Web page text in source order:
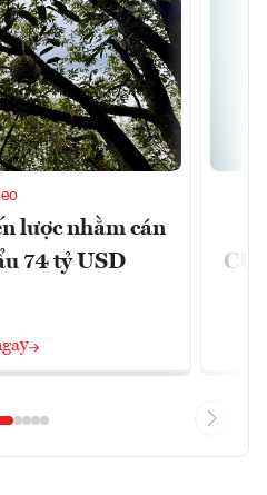
lược nhằm cán
74 tỷ USD